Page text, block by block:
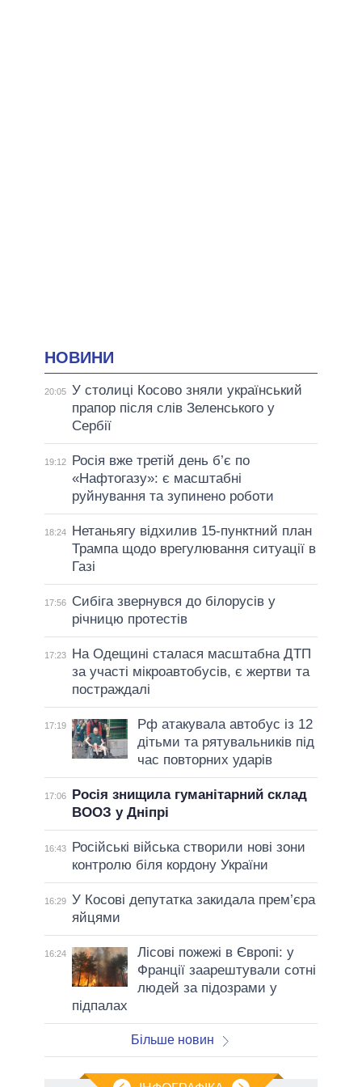
НОВИНИ
20:05 У столиці Косово зняли український
прапор після слів Зеленського у
Сербії
19:12
Росія вже третій день б’є по
«Нафтогазу»: є масштабні
руйнування та зупинено роботи
18:24
Нетаньягу відхилив 15-пунктний план
Трампа щодо врегулювання ситуації в
Газі
17:56
Сибіга звернувся до білорусів у
річницю протестів
17:23
На Одещині сталася масштабна ДТП
за участі мікроавтобусів, є жертви та
постраждалі
17:19
Рф атакувала автобус із 12
дітьми та рятувальників під
час повторних ударів
17:06
Росія знищила гуманітарний склад
ВООЗ у Дніпрі
16:43
Російські війська створили нові зони
контролю біля кордону України
16:29 У Косові депутатка закидала прем’єра
яйцями
16:24
Лісові пожежі в Європі: у
Франції заарештували сотні
людей за підозрами у
підпалах
Більше новин